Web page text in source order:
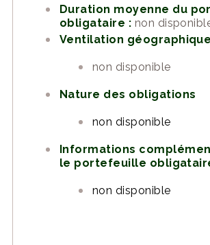
Duration moyenne du
obligataire : non
Ventilation géographique
non disponible
Nature des obligations
non disponible
Informations
le portefeuille
non disponible